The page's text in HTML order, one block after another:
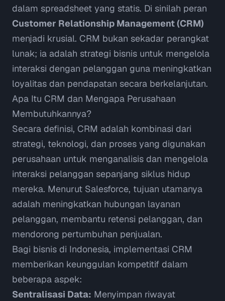
dalam spreadsheet yang statis. Di sinilah peran
Customer Relationship Management (CRM)
menjadi krusial. CRM bukan sekadar perangkat
lunak; ia adalah strategi bisnis untuk mengelola
interaksi dengan pelanggan guna meningkatkan
loyalitas dan pendapatan secara berkelanjutan.
Apa Itu CRM dan Mengapa Perusahaan
Membutuhkannya?
Secara definisi, CRM adalah kombinasi dari
strategi, teknologi, dan proses yang digunakan
perusahaan untuk menganalisis dan mengelola
interaksi pelanggan sepanjang siklus hidup
mereka. Menurut Salesforce, tujuan utamanya
adalah meningkatkan hubungan layanan
pelanggan, membantu retensi pelanggan, dan
mendorong pertumbuhan penjualan.
Bagi bisnis di Indonesia, implementasi CRM
memberikan keunggulan kompetitif dalam
beberapa aspek:
Sentralisasi Data: Menyimpan riwayat